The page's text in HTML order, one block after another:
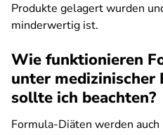
Produkte gelagert wurden
minderwertig ist.
Wie funktionieren
unter medizinischer
sollte ich beachten?
Formula-Diäten werden